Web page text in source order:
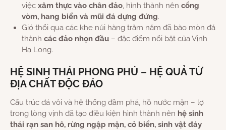
việc xâm thực vào chân đảo, hình thành nên cổng
vòm, hang biển và mũi đá dựng đứng.
Gió thổi qua các khe núi hàng trăm năm đã bào mòn đá
thành các đảo nhọn đầu– đặc điểm nổi bật của Vịnh
Hạ Long.
HỆ SINH THÁI PHONG PHÚ – HỆ QUẢ TỪ
ĐỊA CHẤT ĐỘC ĐÁO
Cấu trúc đá vôi và hệ thống đầm phá, hồ nước mặn – lợ
trong lòng vịnh đã tạo điều kiện hình thành nên hệ sinh
thái rạn san hô, rừng ngập mặn, cỏ biển, sinh vật đáy